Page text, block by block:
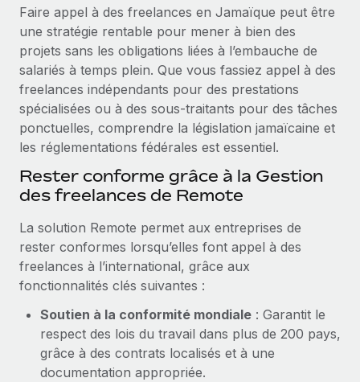
SERVICES
Demandez aux experts
Recevez des conseils d’experts sur les RH à
l’international et la conformité
Contrôles d’antécédents
Simplifiez vos processus de présélection des
candidats
Remote Watchtower
matière de conformité
Gestion des appareils
Achetez et suivez vos équipements informatiques
Création d’entité
Établissez des entités rapidement et en toute
conformité
Devenir partenaire
Explorez avec nous vos opportunités de partenariat
Remote Build
Bientôt disponible
Conseil en intégrations et automatisations assistées par
ÉTUDES DE CAS
Données sur les salaires et les talents
Centre de ressources
Obtenir de l’aide
Voir toutes les ressources
BLOG
EOR et PEO
Gestion des freelances
Taxes
Explorer le blog
Faire appel à des freelances en Jamaïque peut être
une stratégie rentable pour mener à bien des
projets sans les obligations liées à l’embauche de
salariés à temps plein. Que vous fassiez appel à des
freelances indépendants pour des prestations
spécialisées ou à des sous-traitants pour des tâches
ponctuelles, comprendre la législation jamaïcaine et
les réglementations fédérales est essentiel.
Rester conforme grâce à la Gestion
des freelances de Remote
La solution Remote permet aux entreprises de
rester conformes lorsqu’elles font appel à des
freelances à l’international, grâce aux
fonctionnalités clés suivantes :
Soutien à la conformité mondiale : Garantit le
respect des lois du travail dans plus de 200 pays,
grâce à des contrats localisés et à une
documentation appropriée.